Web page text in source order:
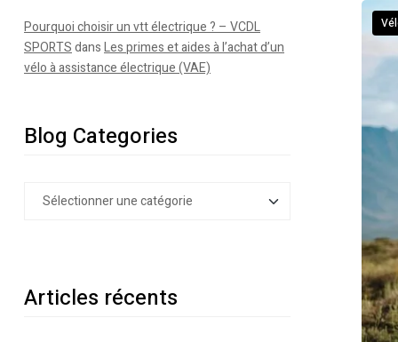
Pourquoi choisir un vtt électrique ? – VCDL
SPORTSdansLes primes et aides à l’achat d’un
vélo à assistance électrique (VAE)
Blog Categories
Articles récents